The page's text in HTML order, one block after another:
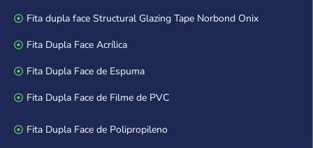
Fita dupla face Structural Glazing Tape Norbond Onix
Fita Dupla Face Acrílica
Fita Dupla Face de Espuma
Fita Dupla Face de Filme de PVC
Fita Dupla Face de Polipropileno